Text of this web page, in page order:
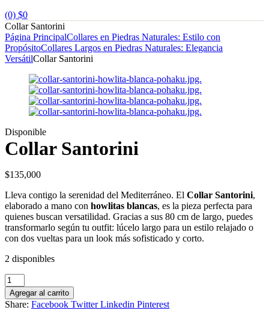
(0) $0
Collar Santorini
Página PrincipalCollares en Piedras Naturales: Estilo con
PropósitoCollares Largos en Piedras Naturales: Elegancia
VersátilCollar Santorini
Disponible
Collar Santorini
$135,000
Lleva contigo la serenidad del Mediterráneo. El Collar Santorini,
elaborado a mano con howlitas blancas, es la pieza perfecta para
quienes buscan versatilidad. Gracias a sus 80 cm de largo, puedes
transformarlo según tu outfit: lúcelo largo para un estilo relajado o
con dos vueltas para un look más sofisticado y corto.
2 disponibles
Collar
Santorini
cantidad
Agregar al carrito
Share: Facebook Twitter Linkedin Pinterest